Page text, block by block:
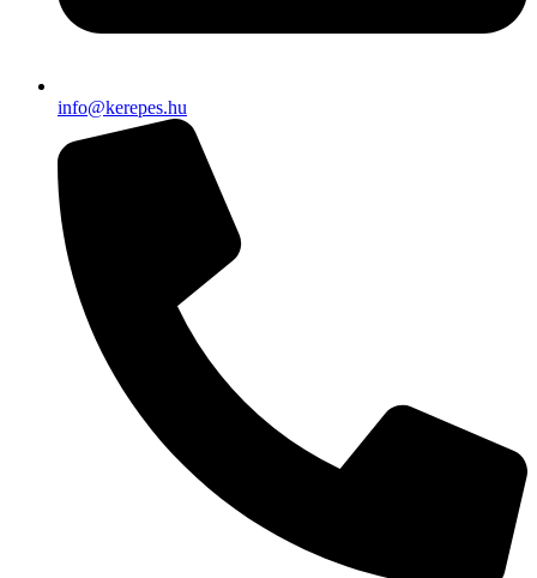
info@kerepes.hu